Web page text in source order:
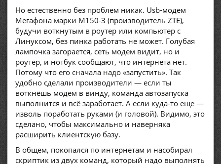
Но естественно без проблем никак. Usb-модем
Мегафона марки M150-3 (производитель ZTE),
будучи воткнутым в роутер или компьютер с
Линуксом, без пинка работать не может. Голубая
лампочка загорается, сеть модем видит, но и
роутер, и нотбук сообщают, что интернета нет.
Потому что его сначала надо «запустить». Так
удобно сделали производители — если ты
воткнёшь модем в винду, команда автозапуска
выполнится и всё заработает. А если куда-то еще —
изволь поработать руками (и головой). Видимо, это
сделано, чтобы максимально и наверняка
расширить клиентскую базу.
В общем, покопался по интернетам и насобирал
скриптик из двух команд, который надо выполнять